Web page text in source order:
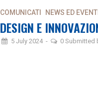
COMUNICATI NEWS ED EVENTI
DESIGN E
5 July 2024 - 0 Submitted